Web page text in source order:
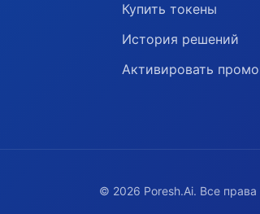
Купить токены
История решений
Активировать
© 2026 Poresh.Ai. Все